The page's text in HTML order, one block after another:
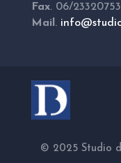
Fax. 06/
Mail .
© 2025 Studio